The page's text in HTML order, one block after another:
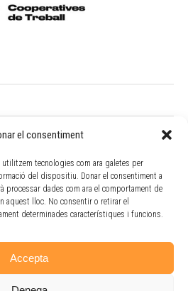
el consentiment
tecnologies com ara galetes per
del dispositiu. Donar el consentiment a
processar dades com ara el comportament de
aquest lloc. No consentir o retirar el
determinades característiques i funcions.
Accepta